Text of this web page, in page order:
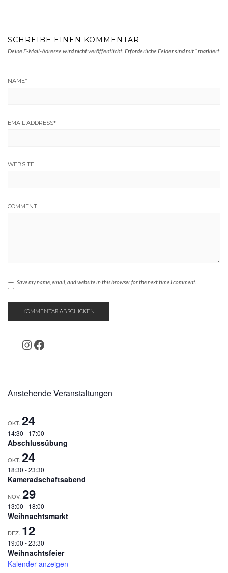
SCHREIBE EINEN KOMMENTAR
Deine E-Mail-Adresse wird nicht veröffentlicht. Erforderliche Felder sind mit *markiert
NAME*
EMAIL ADDRESS*
WEBSITE
COMMENT
Save my name, email, and website in this browser for the next time I comment.
INSTAGRAM
FACEBOOK
Anstehende Veranstaltungen
OKT. 24
14:30 - 17:00
Abschlussübung
OKT. 24
18:30 -23:30
Kameradschaftsabend
NOV. 29
13:00 - 18:00
Weihnachtsmarkt
DEZ. 12
19:00 -23:30
Weihnachtsfeier
Kalender anzeigen